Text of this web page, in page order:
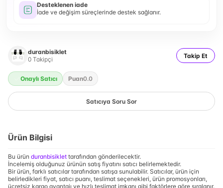
Desteklenen iade
İade ve değişim süreçlerinde destek sağlanır.
duranbisiklet
0 Takipçi Takip Et
Onaylı Satıcı Puan0.0
Satıcıya Soru Sor
Ürün Bilgisi
Bu ürün duranbisiklet tarafından gönderilecektir.
İncelemiş olduğunuz ürünün satış fiyatını satıcı belirlemektedir.
Bir ürün, farklı satıcılar tarafından satışa sunulabilir. Satıcılar, ürün için
belirledikleri fiyat, satıcı puanı, teslimat seçenekleri, ürün promosyonları,
ücretsiz kargo avantajı ve hızlı teslimat imkanı gibi faktörlere göre sıralanır.